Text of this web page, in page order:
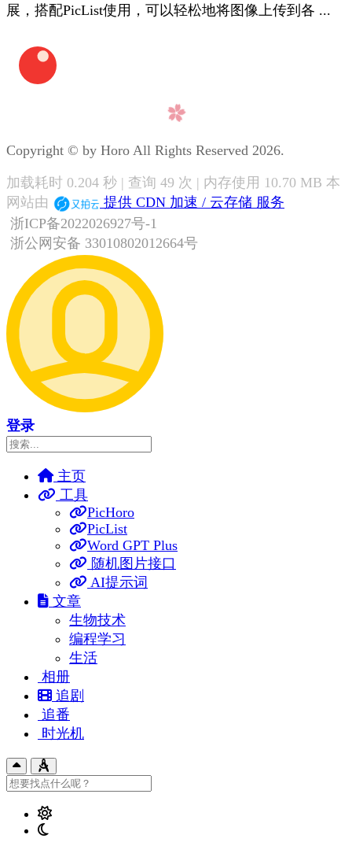
展，搭配PicList使用，可以轻松地将图像上传到各 ...
Copyright © by Horo All Rights Reserved 2026.
加载耗时 0.204 秒 | 查询 49 次 | 内存使用 10.70 MB 本
网站由
提供 CDN 加速 / 云存储 服务
浙ICP备2022026927号-1
浙公网安备 33010802012664号
登录
主页
工具
PicHoro
PicList
Word GPT Plus
随机图片接口
AI提示词
文章
生物技术
编程学习
生活
相册
追剧
追番
时光机